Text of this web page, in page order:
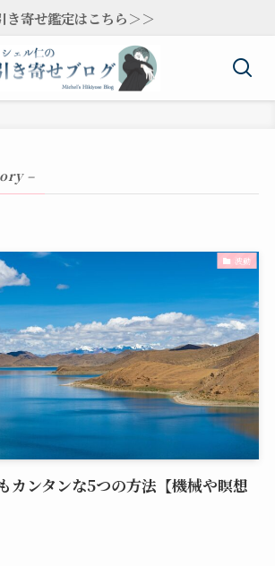
き寄せ鑑定はこちら＞＞
–
波動
カンタンな5つの方法【機械や瞑想